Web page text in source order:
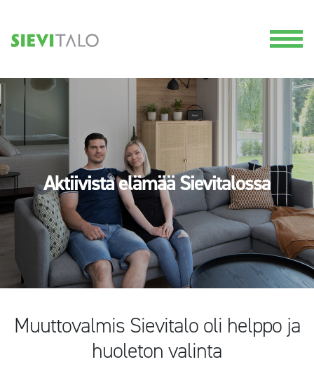
Aktiivista elämää Sievitalossa
Muuttovalmis Sievitalo oli helppo ja
huoleton valinta